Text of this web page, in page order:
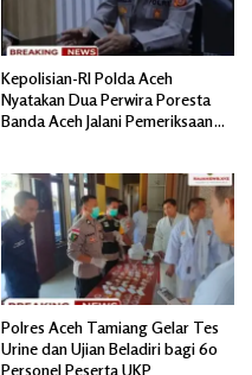
Kepolisian-RI Polda Aceh
Nyatakan Dua Perwira Poresta
Banda Aceh Jalani Pemeriksaan
Polres Aceh Tamiang Gelar Tes
Urine dan Ujian Beladiri bagi 60
Personel Peserta UKP